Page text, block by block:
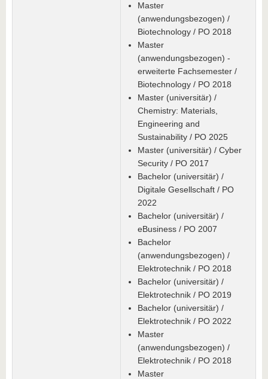
Master
(anwendungsbezogen) /
Biotechnology / PO 2018
Master
(anwendungsbezogen) -
erweiterte Fachsemester /
Biotechnology / PO 2018
Master (universitär) /
Chemistry: Materials,
Engineering and
Sustainability / PO 2025
Master (universitär) / Cyber
Security / PO 2017
Bachelor (universitär) /
Digitale Gesellschaft / PO
2022
Bachelor (universitär) /
eBusiness / PO 2007
Bachelor
(anwendungsbezogen) /
Elektrotechnik / PO 2018
Bachelor (universitär) /
Elektrotechnik / PO 2019
Bachelor (universitär) /
Elektrotechnik / PO 2022
Master
(anwendungsbezogen) /
Elektrotechnik / PO 2018
Master